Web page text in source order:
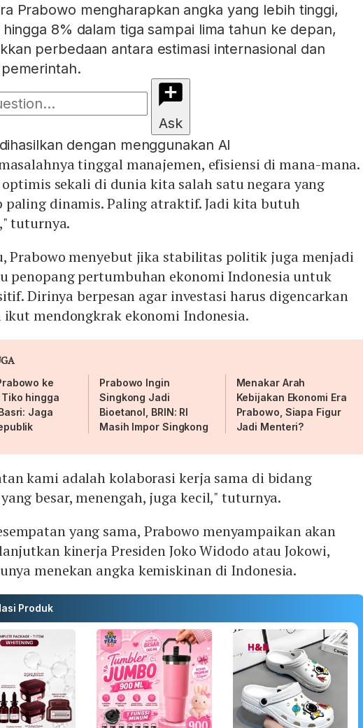
Prabowo mengharapkan angka yang lebih tinggi,
8% dalam tiga sampai lima tahun ke depan,
perbedaan antara estimasi internasional dan
Ask
dengan menggunakan AI
tinggal manajemen, efisiensi di mana-mana.
sekali di dunia kita salah satu negara yang
paling dinamis. Paling atraktif. Jadi kita butuh
tuturnya.
Prabowo menyebut jika stabilitas politik juga menjadi
penopang pertumbuhan ekonomi Indonesia untuk
Dirinya berpesan agar investasi harus digencarkan
ikut mendongkrak ekonomi Indonesia.
ke
Tiko hingga
Jaga
Prabowo Ingin
Singkong Jadi
Bioetanol, BRIN: RI
Masih Impor Singkong
Menakar Arah
Kebijakan Ekonomi Era
Prabowo, Siapa Figur
Jadi Menteri?
kami adalah kolaborasi kerja sama di bidang
besar, menengah, juga kecil," tuturnya.
yang sama, Prabowo menyampaikan akan
kinerja Presiden Joko Widodo atau Jokowi,
menekan angka kemiskinan di Indonesia.
Produk